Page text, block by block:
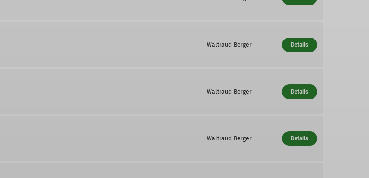
Waltraud Berger Details
Waltraud Berger Details
Waltraud Berger Details